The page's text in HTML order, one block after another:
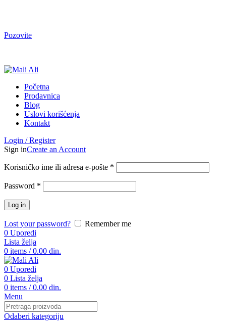
Pozovite
Početna
Prodavnica
Blog
Uslovi korišćenja
Kontakt
Login / Register
Sign inCreate an Account
Korisničko ime ili adresa e-pošte *
Password *
Log in
Lost your password?
Remember me
0 Uporedi
Lista želja
0 items / 0.00 din.
0 Uporedi
0 Lista želja
0 items / 0.00 din.
Menu
Odaberi kategoriju